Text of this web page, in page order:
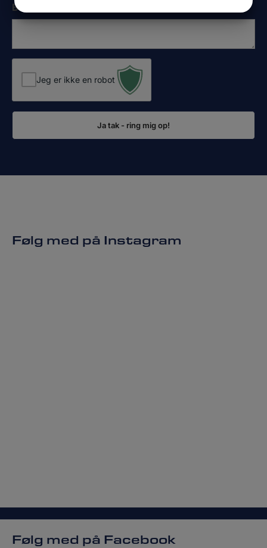
Besked
Jeg er ikke en robot
Følg med på Instagram
Følg med på Facebook
MARKETING STATISTIK